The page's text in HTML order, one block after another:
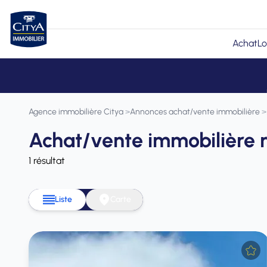
Achat
Agence immobilière Citya>Annonces achat/vente immobilière>
Achat/vente immobilière
1 résultat
Liste